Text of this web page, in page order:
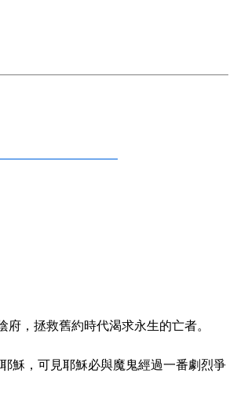
府，拯救舊約時代渴求永生的亡者。
穌，可見耶穌必與魔鬼經過一番劇烈爭